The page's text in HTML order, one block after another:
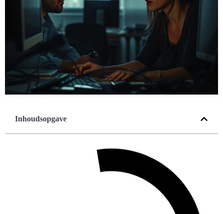
Inhoudsopgave